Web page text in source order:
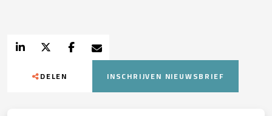
DELEN INSCHRIJVEN NIEUWSBRIEF